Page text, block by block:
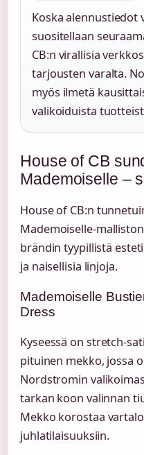
Koska alennustiedot
suositellaan
CB:n virallisia
tarjousten varalta.
myös ilmetä
valikoiduista
House of CB
Mademoiselle –
House of CB:n
Mademoiselle-
brändin tyypillistä
ja naisellisia linjoja.
Mademoiselle
Dress
Kyseessä on stretch-
pituinen mekko, jossa
Nordstromin
tarkan koon valinnan
Mekko korostaa
juhlatilaisuuksiin.